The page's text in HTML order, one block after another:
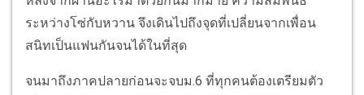
ระหว่างโซ่กับหวาน จึงเดินไปถึงจุดที่เปลี่ยนจากเพื่อน
สนิทเป็นแฟนกันจนได้ในที่สุด
จนมาถึงภาคปลายก่อนจะจบม.6 ที่ทุกคนต้องเตรียมตัว